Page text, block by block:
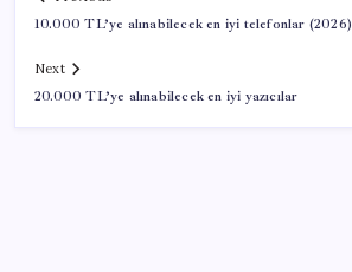
10.000 TL’ye alınabilecek en iyi telefonlar (2026)
Next
20.000 TL’ye alınabilecek en iyi yazıcılar